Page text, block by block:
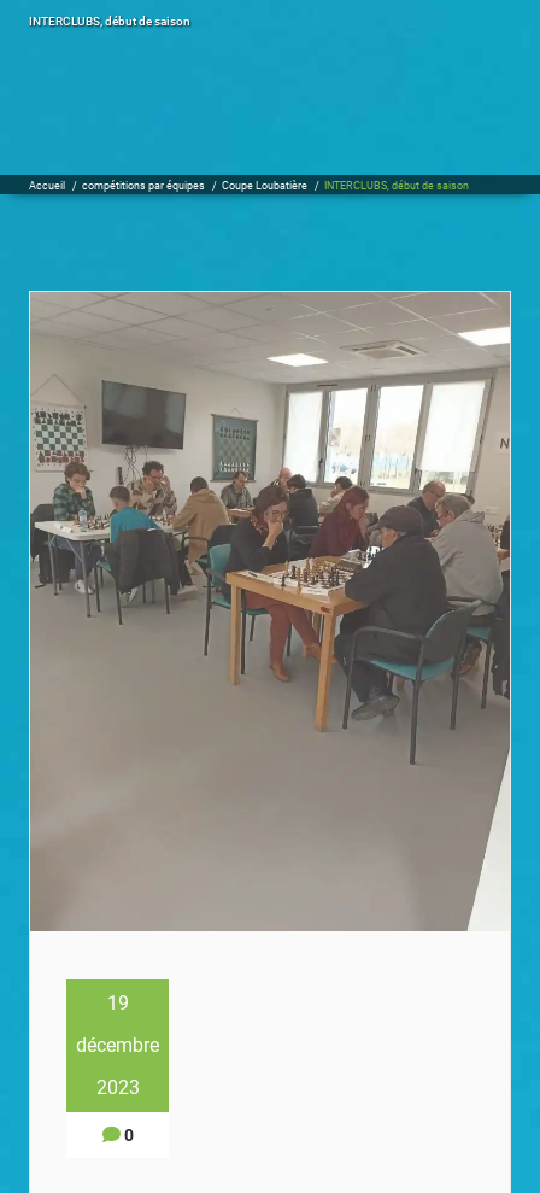
INTERCLUBS, début de saison
Accueil / compétitions par équipes / Coupe Loubatière / INTERCLUBS, début de saison
19
décembre
2023
0